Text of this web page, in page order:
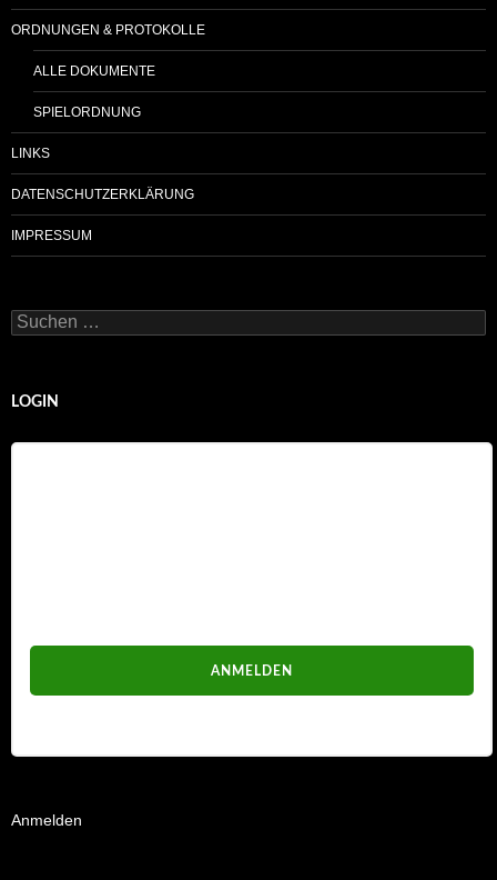
ORDNUNGEN & PROTOKOLLE
ALLE DOKUMENTE
SPIELORDNUNG
LINKS
DATENSCHUTZERKLÄRUNG
IMPRESSUM
Suchen
nach:
LOGIN
Anmelden